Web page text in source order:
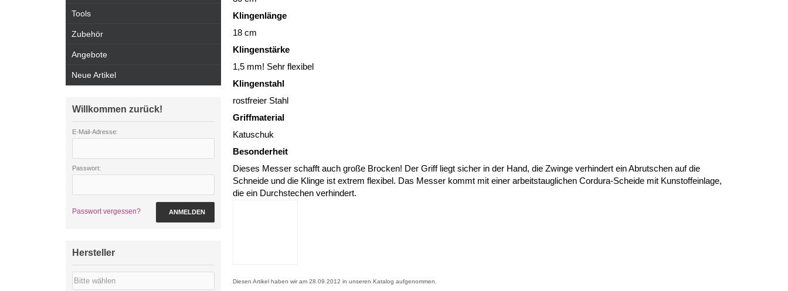
Klingenlänge
18 cm
Klingenstärke
1,5 mm! Sehr flexibel
Klingenstahl
rostfreier Stahl
Griffmaterial
Katuschuk
Besonderheit
Dieses Messer schafft auch große Brocken! Der Griff liegt sicher in der Hand, die Zwinge verhindert ein Abrutschen auf die
Schneide und die Klinge ist extrem flexibel. Das Messer kommt mit einer arbeitstauglichen Cordura-Scheide mit Kunstoffeinlage,
die ein Durchstechen verhindert.
Diesen Artikel haben wir am 28.09.2012 in unseren Katalog aufgenommen.
Tools
Zubehör
Angebote
Neue Artikel
Willkommen zurück!
E-Mail-Adresse:
Passwort:
Passwort vergessen? ANMELDEN
Hersteller